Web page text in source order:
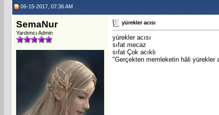
06-15-2017, 07:36 AM
SemaNur
Yardımcı Admin
yürekler acısı
yürekler acısı
sıfat mecaz
sıfat Çok acıklı
"Gerçekten memleketin hâli yürekler